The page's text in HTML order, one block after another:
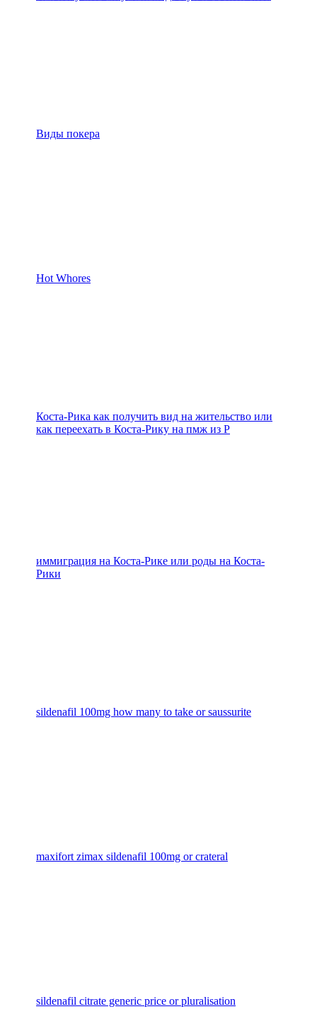
Виды покера
Hot Whores
Коста-Рика как получить вид на жительство или
как переехать в Коста-Рику на пмж из Р
иммиграция на Коста-Рике или роды на Коста-
Рики
sildenafil 100mg how many to take or saussurite
maxifort zimax sildenafil 100mg or crateral
sildenafil citrate generic price or pluralisation